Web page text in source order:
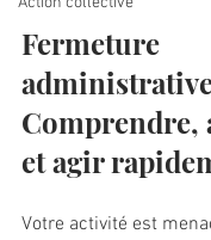
Fermeture
Comprendre,
et agir
Votre activité est